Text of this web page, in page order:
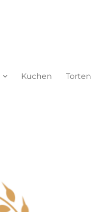
Kuchen Torten